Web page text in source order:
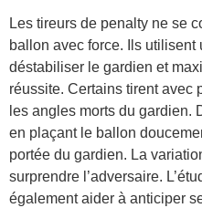
Les tireurs de penalty ne se
ballon avec force. Ils
déstabiliser le gardien et
réussite. Certains tirent avec
les angles morts du gardien.
en plaçant le ballon
portée du gardien. La
surprendre l’adversaire.
également aider à anticiper